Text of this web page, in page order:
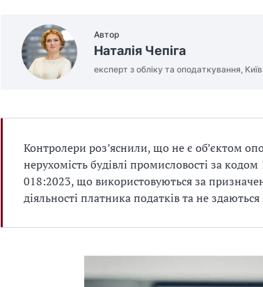
Автор
Наталія Чепіга
експерт з обліку та оподаткування, Київ
Контролери роз’яснили, що не є об’єктом
нерухомість будівлі промисловості за
018:2023, що використовуються за
діяльності платника податків та не